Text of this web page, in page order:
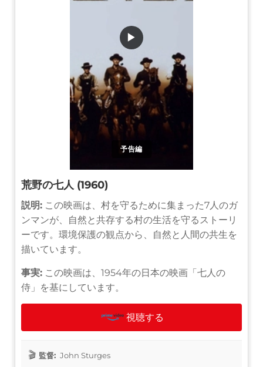
予告編
▶
荒野の七人 (1960)
説明: この映画は、村を守るために集まった7人のガ
ンマンが、自然と共存する村の生活を守るストーリ
ーです。環境保護の観点から、自然と人間の共生を
描いています。
事実: この映画は、1954年の日本の映画「七人の
侍」を基にしています。
視聴する
監督: John Sturges